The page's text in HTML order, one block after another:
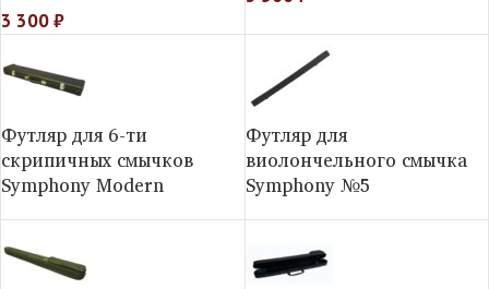
3 300₽
Футляр для 6-ти
скрипичных смычков
Symphony Modern
Футляр для
виолончельного смычка
Symphony №5